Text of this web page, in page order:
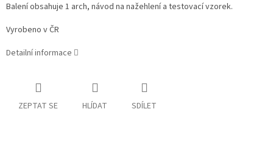
Balení obsahuje 1 arch, návod na nažehlení a testovací vzorek.
Vyrobeno v ČR
Detailní informace
ZEPTAT SE HLÍDAT SDÍLET